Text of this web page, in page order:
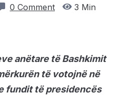
0 Comment
3 Min
anëtare tё Bashkimit
tё votojnё nё
fundit tё presidencёs